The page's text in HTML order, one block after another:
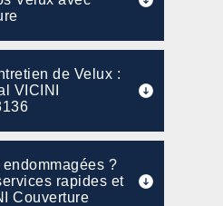
de Velux :
VICINI
?
rapides et
Couverture